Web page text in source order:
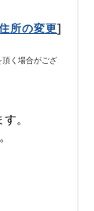
所の変更]
頂く場合がござ
。